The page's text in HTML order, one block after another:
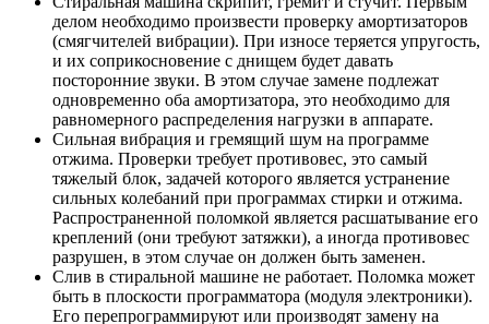
делом необходимо произвести проверку амортизаторов
(смягчителей вибрации). При износе теряется упругость,
и их соприкосновение с днищем будет давать
посторонние звуки. В этом случае замене подлежат
одновременно оба амортизатора, это необходимо для
равномерного распределения нагрузки в аппарате.
Сильная вибрация и гремящий шум на программе
отжима. Проверки требует противовес, это самый
тяжелый блок, задачей которого является устранение
сильных колебаний при программах стирки и отжима.
Распространенной поломкой является расшатывание его
креплений (они требуют затяжки), а иногда противовес
разрушен, в этом случае он должен быть заменен.
Слив в стиральной машине не работает. Поломка может
быть в плоскости программатора (модуля электроники).
Его перепрограммируют или производят замену на